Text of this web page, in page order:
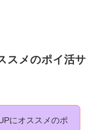
スメのポイ活サ
にオススメのポ